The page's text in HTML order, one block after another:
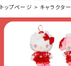
トップページ キャラクター